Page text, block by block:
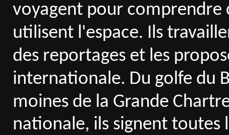
voyagent pour comprendre
utilisent l'espace. Ils
des reportages et les
internationale. Du golfe du
moines de la Grande
nationale, ils signent toutes